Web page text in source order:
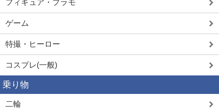
フィギュア・プラモ
ゲーム
特撮・ヒーロー
コスプレ(一般)
乗り物
二輪